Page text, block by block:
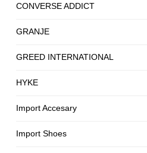
CONVERSE ADDICT
GRANJE
GREED INTERNATIONAL
HYKE
Import Accesary
Import Shoes